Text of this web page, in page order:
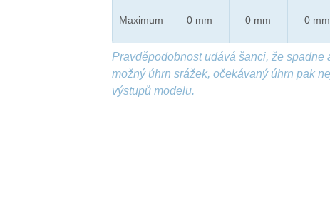
Maximum 0 mm 0 mm 0 mm
Pravděpodobnost udává šanci, že
možný úhrn srážek, očekávaný úhrn pak
výstupů modelu.